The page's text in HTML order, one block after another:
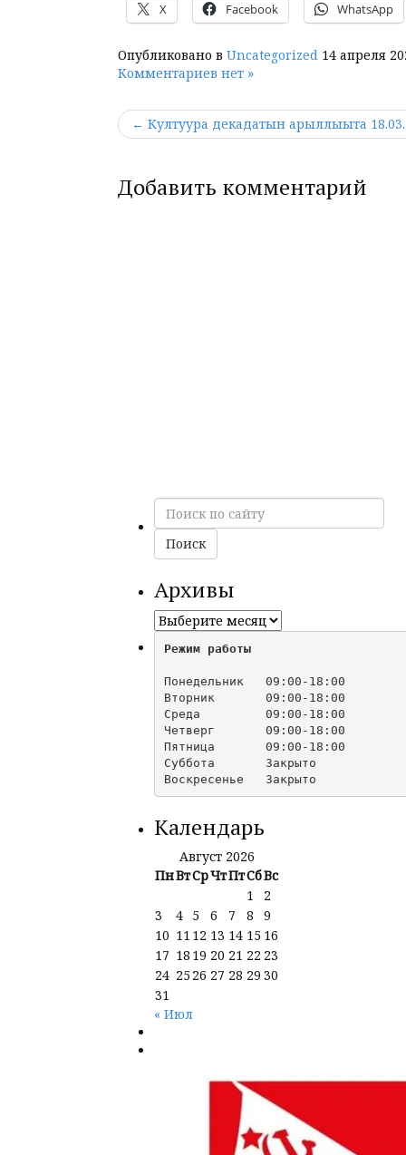
X Facebook WhatsApp
Опубликовано в Uncategorized 14 апреля
Комментариев нет »
← Култуура декадатын арыллыыта
Добавить комментарий
Поиск
по
сайту
Поиск
Архивы
Архивы
Режим работы
Понедельник   09:00-18:00
Вторник       09:00-18:00
Среда         09:00-18:00
Четверг       09:00-18:00
Пятница       09:00-18:00
Суббота       Закрыто
Календарь
Август 2026
ПнВтСрЧтПтСбВс
1
2
3
4 5 6 7 8
9
10 11 12 13 14 15 16
17 18 19 20 21 22 23
24 25 26 27 28 29 30
31
« Июл